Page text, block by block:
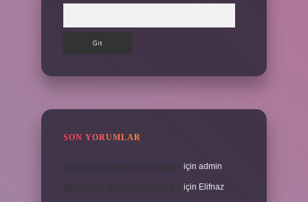
SON YORUMLAR
için admin
için Elifnaz